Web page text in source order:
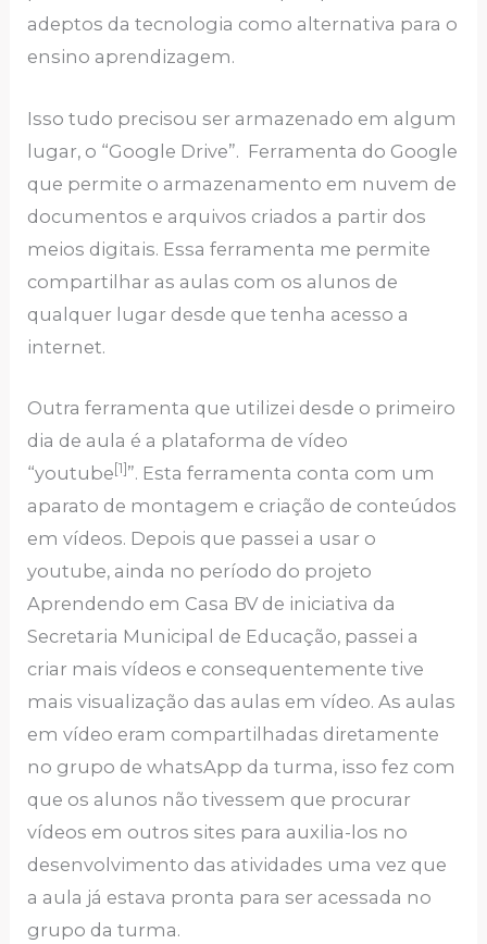
adeptos da tecnologia como alternativa para o
ensino aprendizagem.
Isso tudo precisou ser armazenado em algum
lugar, o “Google Drive”. Ferramenta do Google
que permite o armazenamento em nuvem de
documentos e arquivos criados a partir dos
meios digitais. Essa ferramenta me permite
compartilhar as aulas com os alunos de
qualquer lugar desde que tenha acesso a
internet.
Outra ferramenta que utilizei desde o primeiro
dia de aula é a plataforma de vídeo
“youtube [1] ”. Esta ferramenta conta com um
aparato de montagem e criação de conteúdos
em vídeos. Depois que passei a usar o
youtube, ainda no período do projeto
Aprendendo em Casa BV de iniciativa da
Secretaria Municipal de Educação, passei a
criar mais vídeos e consequentemente tive
mais visualização das aulas em vídeo. As aulas
em vídeo eram compartilhadas diretamente
no grupo de whatsApp da turma, isso fez com
que os alunos não tivessem que procurar
vídeos em outros sites para auxilia-los no
desenvolvimento das atividades uma vez que
a aula já estava pronta para ser acessada no
grupo da turma.